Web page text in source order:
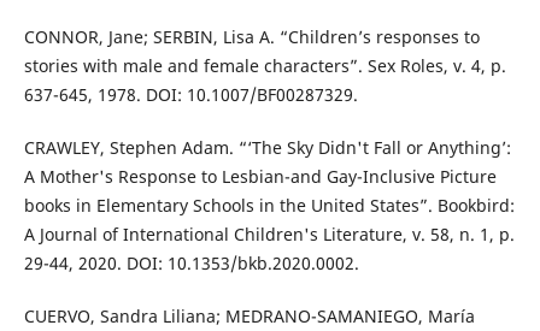
CONNOR, Jane; SERBIN, Lisa A. “Children’s responses to
stories with male and female characters”. Sex Roles, v. 4, p.
637-645, 1978. DOI: 10.1007/BF00287329.
CRAWLEY, Stephen Adam. “‘The Sky Didn't Fall or Anything’:
A Mother's Response to Lesbian-and Gay-Inclusive Picture
books in Elementary Schools in the United States”. Bookbird:
A Journal of International Children's Literature, v. 58, n. 1, p.
29-44, 2020. DOI: 10.1353/bkb.2020.0002.
CUERVO, Sandra Liliana; MEDRANO-SAMANIEGO, María